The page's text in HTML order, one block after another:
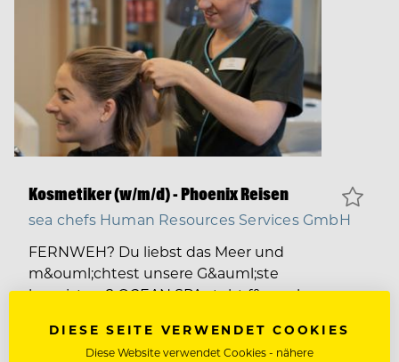
Kosmetiker (w/m/d) - Phoenix Reisen
sea chefs Human Resources Services GmbH
FERNWEH? Du liebst das Meer und
m&ouml;chtest unsere G&auml;ste
begeistern? OCEAN SPA steht f&uuml;r
Erlebnisse auf hoher See. Gehe mit uns auf
Weltreise an Bord der Phoenix Reisen Flotte
DIESE SEITE VERWENDET COOKIES
Diese Website verwendet Cookies - nähere